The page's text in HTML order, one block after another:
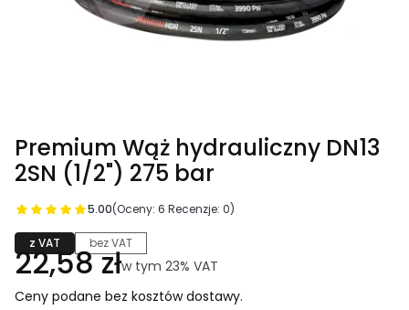
Premium Wąż hydrauliczny DN13
2SN (1/2") 275 bar
5.00(Oceny: 6 Recenzje: 0)
z VAT bez VAT
Cena
22,58 złw tym 23% VAT
w tym 23% VAT
Ceny podane bez kosztów dostawy.